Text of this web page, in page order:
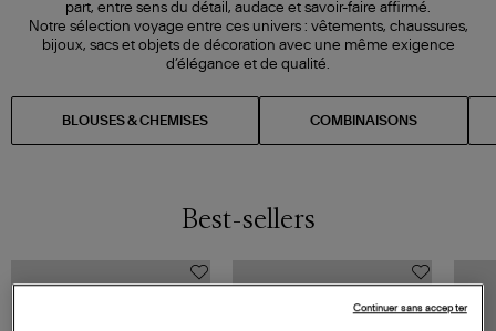
part, entre sens du détail, audace et savoir-faire affirmé.
Notre sélection voyage entre ces univers : vêtements, chaussures,
bijoux, sacs et objets de décoration avec une même exigence
d’élégance et de qualité.
BLOUSES & CHEMISES COMBINAISONS
Best-sellers
Continuer sans accepter